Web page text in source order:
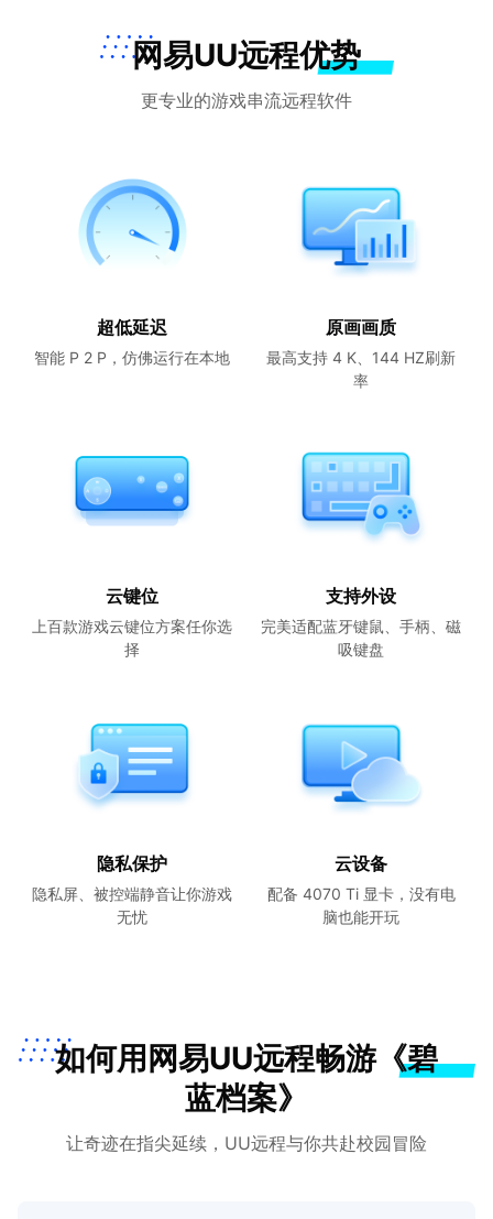
网易UU远程优势
更专业的游戏串流远程软件
超低延迟
智能 P 2 P，仿佛运行在本地
原画画质
最高支持 4 K、144 HZ刷新
率
云键位
上百款游戏云键位方案任你选
择
支持外设
完美适配蓝牙键鼠、手柄、磁
吸键盘
隐私保护
隐私屏、被控端静音让你游戏
无忧
云设备
配备 4070 Ti 显卡，没有电
脑也能开玩
如何用网易UU远程畅游《碧
蓝档案》
让奇迹在指尖延续，UU远程与你共赴校园冒险